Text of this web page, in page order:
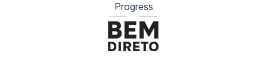
Progress